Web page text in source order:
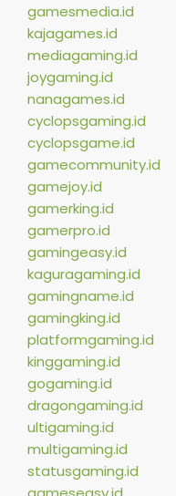
gamesmedia.id
kajagames.id
mediagaming.id
joygaming.id
nanagames.id
cyclopsgaming.id
cyclopsgame.id
gamecommunity.id
gamejoy.id
gamerking.id
gamerpro.id
gamingeasy.id
kaguragaming.id
gamingname.id
gamingking.id
platformgaming.id
kinggaming.id
gogaming.id
dragongaming.id
ultigaming.id
multigaming.id
statusgaming.id